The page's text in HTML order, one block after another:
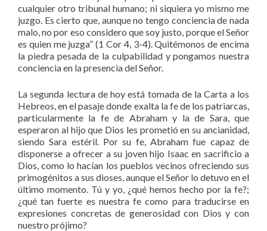
cualquier otro tribunal humano; ni siquiera yo mismo me
juzgo. Es cierto que, aunque no tengo conciencia de nada
malo, no por eso considero que soy justo, porque el Señor
es quien me juzga” (1 Cor 4, 3-4). Quitémonos de encima
la piedra pesada de la culpabilidad y pongamos nuestra
conciencia en la presencia del Señor.
La segunda lectura de hoy está tomada de la Carta a los
Hebreos, en el pasaje donde exalta la fe de los patriarcas,
particularmente la fe de Abraham y la de Sara, que
esperaron al hijo que Dios les prometió en su ancianidad,
siendo Sara estéril. Por su fe, Abraham fue capaz de
disponerse a ofrecer a su joven hijo Isaac en sacrificio a
Dios, como lo hacían los pueblos vecinos ofreciendo sus
primogénitos a sus dioses, aunque el Señor lo detuvo en el
último momento. Tú y yo, ¿qué hemos hecho por la fe?;
¿qué tan fuerte es nuestra fe como para traducirse en
expresiones concretas de generosidad con Dios y con
nuestro prójimo?